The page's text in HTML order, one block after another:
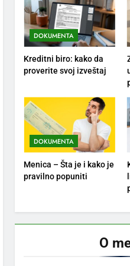
DOKUMENTA
Kreditni biro: kako da
proverite svoj izveštaj
DOKUMENTA
Menica – Šta je i kako je
pravilno popuniti
O